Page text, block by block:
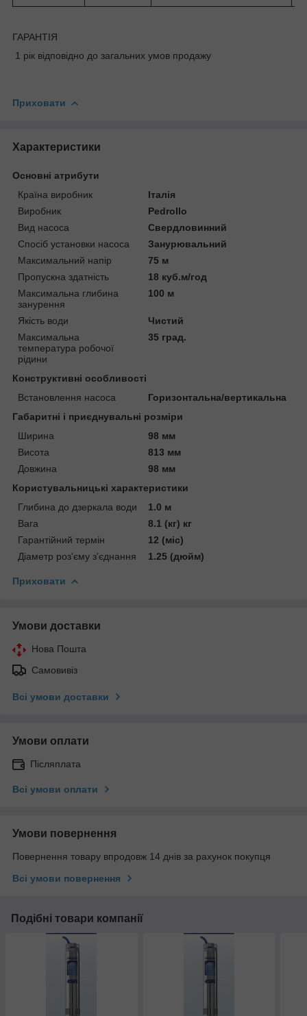
ГАРАНТІЯ
1 рік відповідно до загальних умов продажу
Приховати
Характеристики
Основні атрибути
Країна виробник
Італія
Виробник
Pedrollo
Вид насоса
Свердловинний
Спосіб установки насоса
Занурювальний
Максимальний напір
75 м
Пропускна здатність
18 куб.м/год
Максимальна глибина
занурення
100 м
Якість води
Чистий
Максимальна
температура робочої
рідини
35 град.
Конструктивні особливості
Встановлення насоса
Горизонтальна/вертикальна
Габаритні і приєднувальні розміри
Ширина
98 мм
Висота
813 мм
Довжина
98 мм
Користувальницькі характеристики
Глибина до дзеркала води
1.0 м
Вага
8.1 (кг) кг
Гарантійний термін
12 (міс)
Діаметр роз'єму з'єднання
1.25 (дюйм)
Приховати
Умови доставки
Нова Пошта
Самовивіз
Всі умови доставки
Умови оплати
Післяплата
Всі умови оплати
Умови повернення
Повернення товару впродовж 14 днів за рахунок покупця
Всі умови повернення
Подібні товари компанії